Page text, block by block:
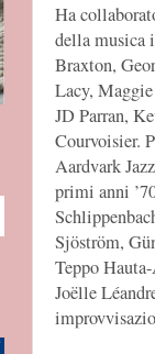
Ha
della musica
Braxton,
Lacy,
JD Parran,
Courvoisier.
Aardvark
primi anni
Sjöström,
Teppo
Joëlle